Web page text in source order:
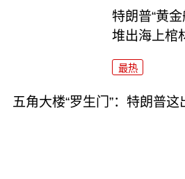
特朗普“黄
堆出海上棺
最热
五角大楼“罗生门”：特朗普